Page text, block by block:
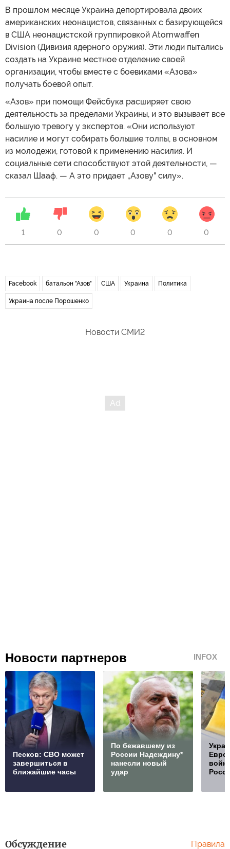
В прошлом месяце Украина депортировала двоих
американских неонацистов, связанных с базирующейся
в США неонацистской группировкой Atomwaffen
Division (Дивизия ядерного оружия). Эти люди пытались
создать на Украине местное отделение своей
организации, чтобы вместе с боевиками «Азова»
получать боевой опыт.
«Азов» при помощи Фейсбука расширяет свою
деятельность за пределами Украины, и это вызывает все
большую тревогу у экспертов. «Они используют
насилие и могут собирать большие толпы, в основном
из молодежи, готовой к применению насилия. И
социальные сети способствуют этой деятельности, —
сказал Шааф. — А это придает „Азову" силу».
1 0 0 0 0 0
Facebook батальон "Азов" США Украина Политика
Украина после Порошенко
Новости СМИ2
Новости партнеров INFOX
Песков: СВО может
завершиться в
ближайшие часы
По бежавшему из
России Надеждину*
нанесли новый
удар
Обсуждение Правила